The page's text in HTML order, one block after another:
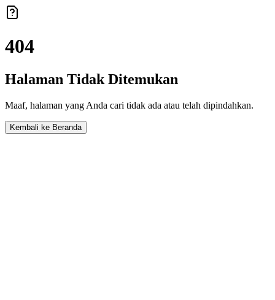
404
Halaman Tidak Ditemukan
Maaf, halaman yang Anda cari tidak ada atau telah dipindahkan.
Kembali ke Beranda